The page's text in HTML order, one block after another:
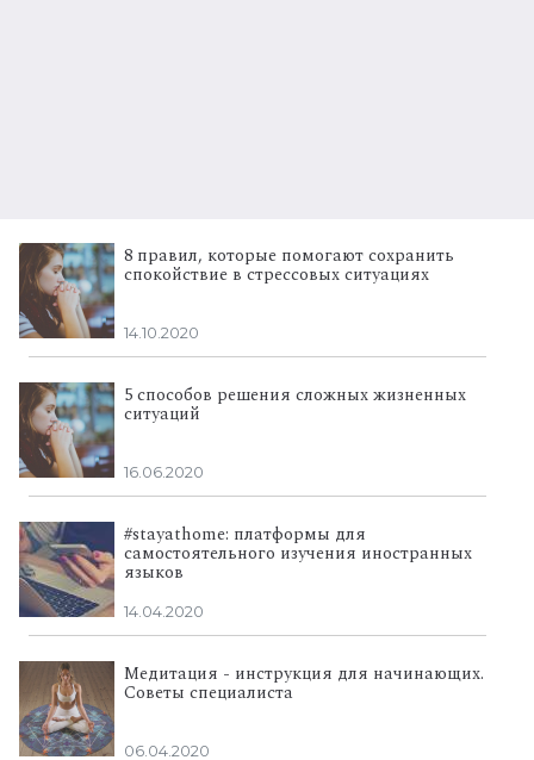
8 правил, которые помогают сохранить
спокойствие в стрессовых ситуациях
14.10.2020
5 способов решения сложных жизненных
ситуаций
16.06.2020
#stayathome: платформы для
самостоятельного изучения иностранных
языков
14.04.2020
Медитация - инструкция для начинающих.
Советы специалиста
06.04.2020